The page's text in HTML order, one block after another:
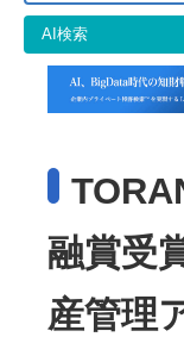
AI検索
融賞受
産管理